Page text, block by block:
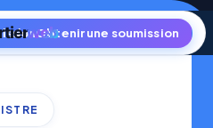
Obtenir une soumission